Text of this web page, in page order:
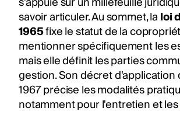
savoir articuler. Au sommet, laloi
1965fixe le statut de la
mentionner spécifiquement les
mais elle définit les parties
gestion. Son décret d'application
1967 précise les modalités
notamment pour l'entretien et les